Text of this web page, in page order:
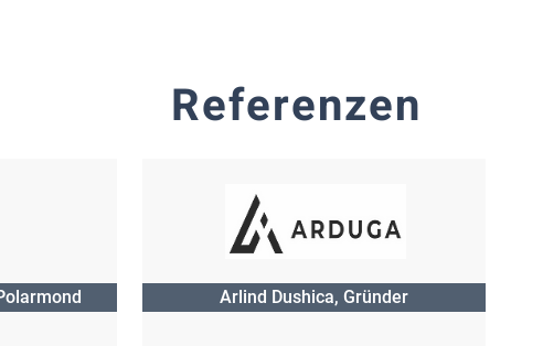
Referenzen
Arlind Dushica, Gründer